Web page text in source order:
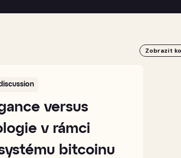
Zobrazit
versus
v rámci
bitcoinu